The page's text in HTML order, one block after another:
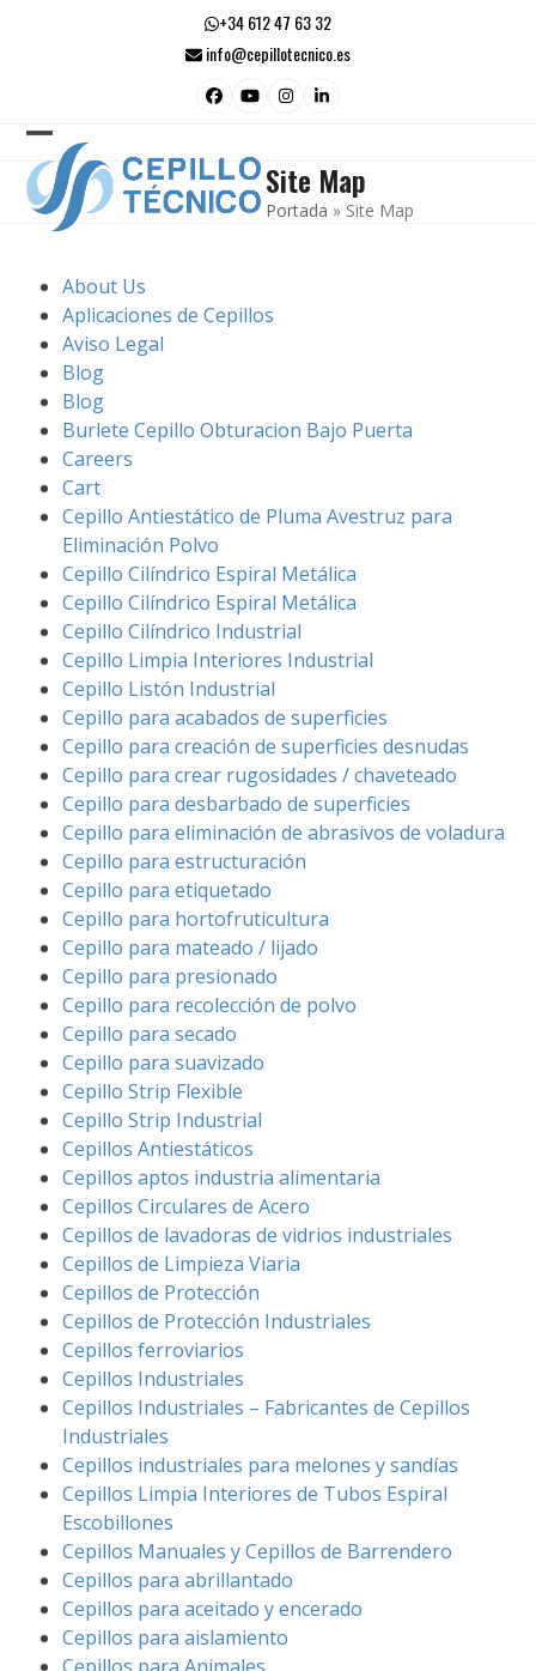
+34 612 47 63 32
info@cepillotecnico.es
Facebook
YouTubeInstagram
LinkedIn
Open
mobile
menu
Close
mobile
menu
Site Map
Portada » Site Map
About Us
Aplicaciones de Cepillos
Aviso Legal
Blog
Blog
Burlete Cepillo Obturacion Bajo Puerta
Careers
Cart
Cepillo Antiestático de Pluma Avestruz para
Eliminación Polvo
Cepillo Cilíndrico Espiral Metálica
Cepillo Cilíndrico Espiral Metálica
Cepillo Cilíndrico Industrial
Cepillo Limpia Interiores Industrial
Cepillo Listón Industrial
Cepillo para acabados de superficies
Cepillo para creación de superficies desnudas
Cepillo para crear rugosidades / chaveteado
Cepillo para desbarbado de superficies
Cepillo para eliminación de abrasivos de voladura
Cepillo para estructuración
Cepillo para etiquetado
Cepillo para hortofruticultura
Cepillo para mateado / lijado
Cepillo para presionado
Cepillo para recolección de polvo
Cepillo para secado
Cepillo para suavizado
Cepillo Strip Flexible
Cepillo Strip Industrial
Cepillos Antiestáticos
Cepillos aptos industria alimentaria
Cepillos Circulares de Acero
Cepillos de lavadoras de vidrios industriales
Cepillos de Limpieza Viaria
Cepillos de Protección
Cepillos de Protección Industriales
Cepillos ferroviarios
Cepillos Industriales
Cepillos Industriales – Fabricantes de Cepillos
Industriales
Cepillos industriales para melones y sandías
Cepillos Limpia Interiores de Tubos Espiral
Escobillones
Cepillos Manuales y Cepillos de Barrendero
Cepillos para abrillantado
Cepillos para aceitado y encerado
Cepillos para aislamiento